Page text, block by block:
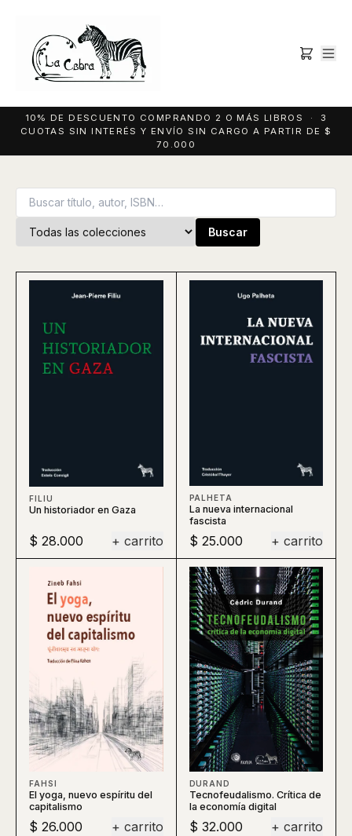
10% DE DESCUENTO COMPRANDO 2 O MÁS LIBROS · 3
CUOTAS SIN INTERÉS Y ENVÍO SIN CARGO A PARTIR DE $
70.000
Buscar
FILIU
Un historiador en Gaza
$ 28.000 + carrito
PALHETA
La nueva internacional
fascista
$ 25.000 + carrito
FAHSI
El yoga, nuevo espíritu del
capitalismo
$ 26.000 + carrito
DURAND
Tecnofeudalismo. Crítica de
la economía digital
$ 32.000 + carrito